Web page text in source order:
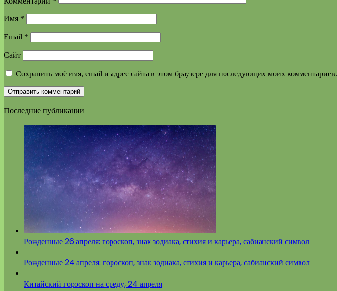
Имя *
Email *
Сайт
Сохранить моё имя, email и адрес сайта в этом браузере для последующих моих комментариев.
Последние публикации
Рожденные 26 апреля: гороскоп, знак зодиака, стихия и карьера, сабианский символ
Рожденные 24 апреля: гороскоп, знак зодиака, стихия и карьера, сабианский символ
Китайский гороскоп на среду, 24 апреля